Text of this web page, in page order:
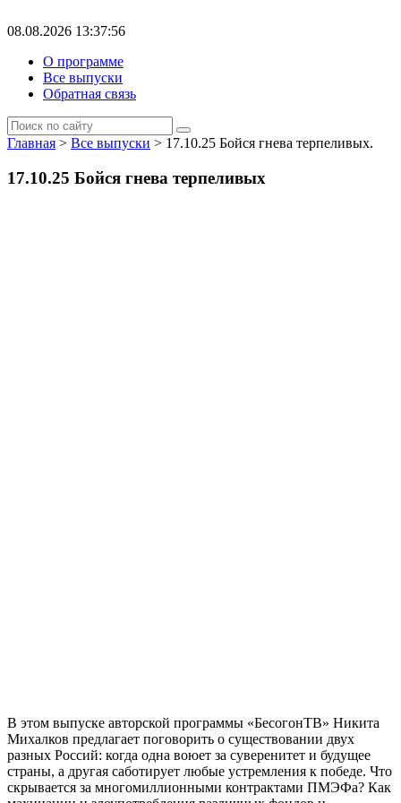
08.08.2026 13:37:56
О программе
Все выпуски
Обратная связь
Главная > Все выпуски > 17.10.25 Бойся гнева терпеливых.
17.10.25 Бойся гнева терпеливых
В этом выпуске авторской программы «БесогонТВ» Никита
Михалков предлагает поговорить о существовании двух
разных Россий: когда одна воюет за суверенитет и будущее
страны, а другая саботирует любые устремления к победе. Что
скрывается за многомиллионными контрактами ПМЭФа? Как